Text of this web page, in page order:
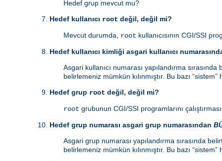
Hedef grup mevcut mu?
Hedef kullanıcı root değil, değil mi?
Mevcut durumda, root kullanıcısının CGI/SSI
Hedef kullanıcı kimliği asgari kullanıcı
Asgari kullanıcı numarası yapılandırma
belirlemeniz mümkün kılınmıştır. Bu bazı
Hedef grup root değil, değil mi?
root grubunun CGI/SSI programlarını
Hedef grup numarası asgari grup numarasından
Asgari grup numarası yapılandırma sırasında
belirlemeniz mümkün kılınmıştır. Bu bazı